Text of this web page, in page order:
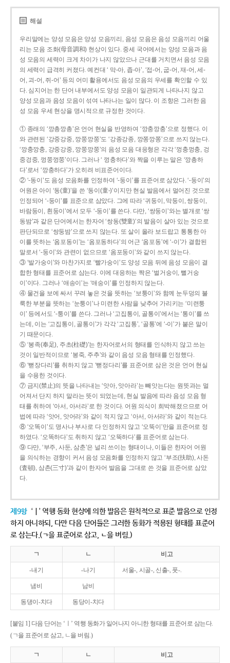
해설
우리말에는 양성 모음은 양성 모음끼리, 음성 모음은 음성 모음끼리 어울
리는 모음 조화(母音調和) 현상이 있다. 중세 국어에서는 양성 모음과 음
성 모음의 세력이 크게 차이가 나지 않았으나 근대를 거치면서 음성 모음
의 세력이 급격히 커졌다. 예컨대 ‘ 막-아, 좁-아’, ‘접-어, 굽-어, 재-어, 세-
어, 괴-어, 쥐-어’ 등의 어미 활용에서도 음성 모음의 우세를 확인할 수 있
다. 심지어는 한 단어 내부에서도 양성 모음이 일관되게 나타나지 않고
양성 모음과 음성 모음이 섞여 나타나는 일이 많다. 이 조항은 그러한 음
성 모음 우세 현상을 명시적으로 규정한 것이다.
① 종래의 ‘깡총깡총’은 언어 현실을 반영하여 ‘깡충깡충’으로 정했다. 이
와 관련된 ‘강중강중, 깡쭝깡쭝’도 ‘강종강종, 깡쫑깡쫑’으로 쓰지 않는다.
‘깡충깡충, 강중강중, 깡쭝깡쭝’의 음성 모음 대응형은 각각 ‘껑충껑충, 겅
중겅중, 껑쭝껑쭝’이다. 그러나 ‘ 껑충하다’와 짝을 이루는 말은 ‘깡총하
다’로서 ‘깡충하다’가 오히려 비표준어이다.
② ‘-동이’도 음성 모음화를 인정하여 ‘-둥이’를 표준어로 삼았다. ‘-둥이’의
어원은 아이 ‘동(童)’을 쓴 ‘동이(童-)’이지만 현실 발음에서 멀어진 것으로
인정되어 ‘-둥이’를 표준으로 삼았다. 그에 따라 ‘귀둥이, 막둥이, 쌍둥이,
바람둥이, 흰둥이’에서 모두 ‘-둥이’를 쓴다. 다만, ‘쌍둥이’와는 별개로 ‘쌍
동밤’과 같은 단어에서는 한자어 ‘쌍동(雙童)’의 발음이 살아 있는 것으로
판단되므로 ‘쌍둥밤’으로 쓰지 않는다. 또 살이 올라 보드랍고 통통한 아
이를 뜻하는 ‘옴포동이’는 ‘옴포동하다’의 어근 ‘옴포동’에 ‘-이’가 결합된
말로서 ‘-둥이’와 관련이 없으므로 ‘옴포둥이’와 같이 쓰지 않는다.
③ ‘발가숭이’와 마찬가지로 ‘빨가숭이’도 양성 모음 뒤에 음성 모음이 결
합한 형태를 표준어로 삼는다. 이에 대응하는 짝은 ‘벌거숭이, 뻘거숭
이’이다. 그러나 ‘애송이’는 ‘애숭이’를 인정하지 않는다.
④ 물건을 보에 싸서 꾸려 놓은 것을 뜻하는 ‘보퉁이’와 함께 눈두덩의 불
룩한 부분을 뜻하는 ‘눈퉁이’나 미련한 사람을 낮추어 가리키는 ‘미련퉁
이’ 등에서도 ‘-퉁이’를 쓴다. 그러나 ‘고집통이, 골통이’에서는 ‘통이’를 쓰
는데, 이는 ‘고집통이, 골통이’가 각각 ‘고집통’, ‘골통’에 ‘-이’가 붙은 말이
기 때문이다.
⑤ ‘봉족(奉足), 주초(柱礎)’는 한자어로서의 형태를 인식하지 않고 쓰는
것이 일반적이므로 ‘봉죽, 주추’와 같이 음성 모음 형태를 인정했다.
⑥ ‘뻗장다리’를 취하지 않고 ‘뻗정다리’를 표준어로 삼은 것은 언어 현실
을 수용한 것이다.
⑦ 금지(禁止)의 뜻을 나타내는 ‘앗아, 앗아라’는 빼앗는다는 원뜻과는 멀
어져서 단지 하지 말라는 뜻이 되었는데, 현실 발음에 따라 음성 모음 형
태를 취하여 ‘아서, 아서라’로 한 것이다. 어원 의식이 희박해졌으므로 어
법에 따라 ‘앗어, 앗어라’와 같이 적지 않고 ‘아서, 아서라’와 같이 적는다.
⑧ ‘오똑이’도 명사나 부사로 다 인정하지 않고 ‘오뚝이’만을 표준어로 정
하였다. ‘오똑하다’도 취하지 않고 ‘오뚝하다’를 표준어로 삼는다.
⑨ 다만, ‘부주, 사둔, 삼춘’은 널리 쓰이는 형태이나, 이들은 한자어 어원
을 의식하는 경향이 커서 음성 모음화를 인정하지 않고 ‘부조(扶助), 사돈
(査頓), 삼촌(三寸)’과 같이 한자어 발음을 그대로 쓴 것을 표준어로 삼았
다.
제9항 ‘ㅣ’ 역행 동화 현상에 의한 발음은 원칙적으로 표준 발음으로 인정
하지 아니하되, 다만 다음 단어들은 그러한 동화가 적용된 형태를 표준어
로 삼는다.(ㄱ을 표준어로 삼고, ㄴ을 버림.)
ㄱ ㄴ 비고
-내기 -나기 서울-, 시골-, 신출-, 풋-.
냄비 남비
동댕이-치다 동당이-치다
[붙임 1] 다음 단어는 ‘ㅣ’ 역행 동화가 일어나지 아니한 형태를 표준어로 삼는다.
(ㄱ을 표준어로 삼고, ㄴ을 버림.)
ㄱ ㄴ 비고